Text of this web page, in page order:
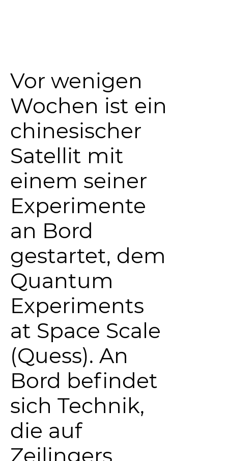
Vor wenigen
Wochen ist ein
chinesischer
Satellit mit
einem seiner
Experimente
an Bord
gestartet, dem
Quantum
Experiments
at Space Scale
(Quess). An
Bord befindet
sich Technik,
die auf
Zeilingers